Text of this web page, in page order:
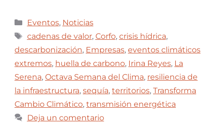
Eventos, Noticias
cadenas de valor, Corfo, crisis hídrica,
descarbonización, Empresas, eventos climáticos
extremos, huella de carbono, Irina Reyes, La
Serena, Octava Semana del Clima, resiliencia de
la infraestructura, sequía, territorios, Transforma
Cambio Climático, transmisión energética
Deja un comentario